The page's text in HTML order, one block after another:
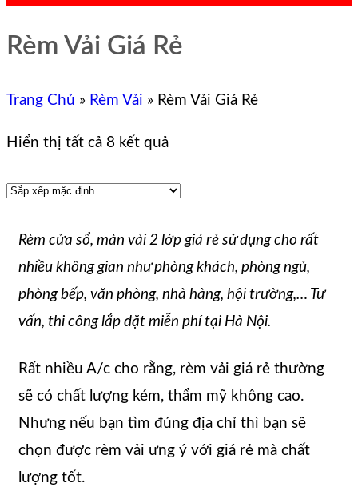
Rèm Vải Giá Rẻ
Trang Chủ » Rèm Vải » Rèm Vải Giá Rẻ
Hiển thị tất cả 8 kết quả
Rèm cửa sổ, màn vải 2 lớp giá rẻ sử dụng cho rất
nhiều không gian như phòng khách, phòng ngủ,
phòng bếp, văn phòng, nhà hàng, hội trường,… Tư
vấn, thi công lắp đặt miễn phí tại Hà Nội.
Rất nhiều A/c cho rằng, rèm vải giá rẻ thường
sẽ có chất lượng kém, thẩm mỹ không cao.
Nhưng nếu bạn tìm đúng địa chỉ thì bạn sẽ
chọn được rèm vải ưng ý với giá rẻ mà chất
lượng tốt.